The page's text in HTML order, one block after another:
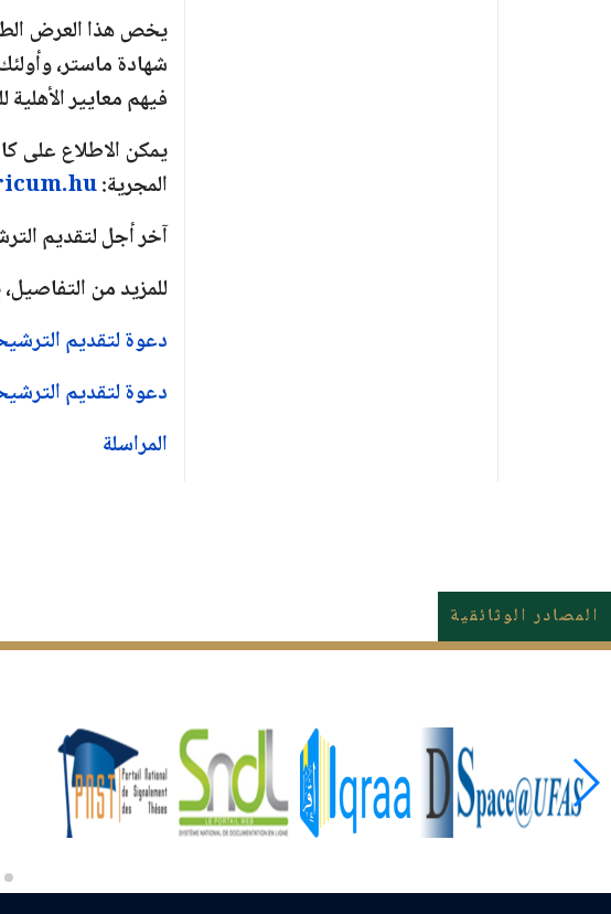
يخص هذا العرض
شهادة ماستر،
فيهم معايير
يمكن الاطلاع على
المجرية:
آخر أجل لتقديم
للمزيد من
دعوة لتقديم
دعوة لتقديم
المراسلة
المصادر الوثائقية